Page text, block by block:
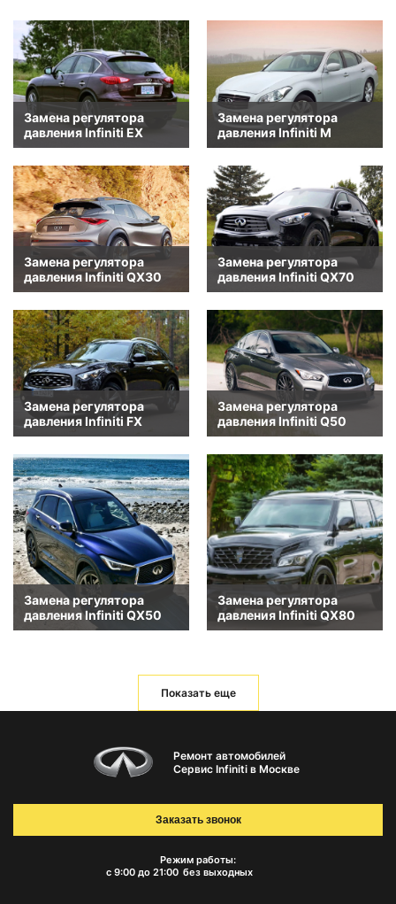
Замена регулятора
давления Infiniti EX
Замена регулятора
давления Infiniti M
Замена регулятора
давления Infiniti QX30
Замена регулятора
давления Infiniti QX70
Замена регулятора
давления Infiniti FX
Замена регулятора
давления Infiniti Q50
Замена регулятора
давления Infiniti QX50
Замена регулятора
давления Infiniti QX80
Показать еще
Ремонт автомобилей
Сервис Infiniti в Москве
Режим работы:
с 9:00 до 21:00 без выходных
Заказать звонок